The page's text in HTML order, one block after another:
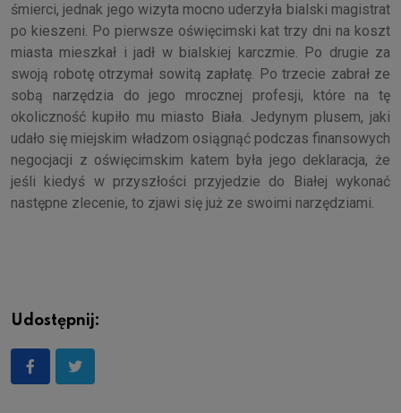
śmierci, jednak jego wizyta mocno uderzyła bialski magistrat
po kieszeni. Po pierwsze oświęcimski kat trzy dni na koszt
miasta mieszkał i jadł w bialskiej karczmie. Po drugie za
swoją robotę otrzymał sowitą zapłatę. Po trzecie zabrał ze
sobą narzędzia do jego mrocznej profesji, które na tę
okoliczność kupiło mu miasto Biała. Jedynym plusem, jaki
udało się miejskim władzom osiągnąć podczas finansowych
negocjacji z oświęcimskim katem była jego deklaracja, że
jeśli kiedyś w przyszłości przyjedzie do Białej wykonać
następne zlecenie, to zjawi się już ze swoimi narzędziami.
Udostępnij: